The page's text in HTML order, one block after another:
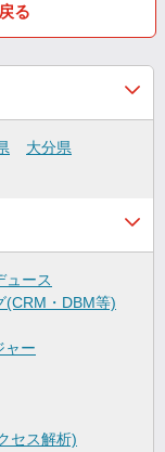
る
大分県
ュース
(CRM・DBM等)
ャー
セス解析)